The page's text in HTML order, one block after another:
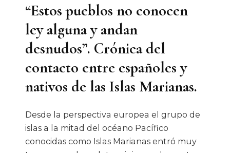
“Estos pueblos no conocen
ley alguna y andan
desnudos”. Crónica del
contacto entre españoles y
nativos de las Islas Marianas.
Desde la perspectiva europea el grupo de
islas a la mitad del océano Pacífico
conocidas como Islas Marianas entró muy